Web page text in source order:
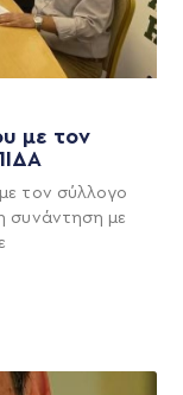
με τον
τον σύλλογο
συνάντηση με